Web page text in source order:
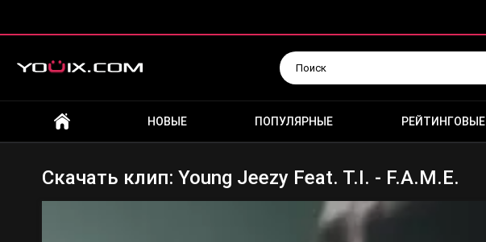
НОВЫЕ ПОПУЛЯРНЫЕ РЕЙТИНГОВЫЕ
Скачать клип: Young Jeezy Feat. T.I. - F.A.M.E.